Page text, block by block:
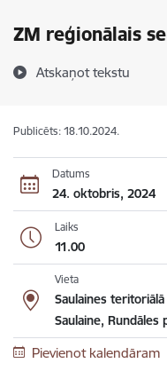
ZM reģionālais
Atskaņot tekstu
Publicēts: 18.10.2024.
Datums
24. oktobris, 2024
Laiks
11.00
Vieta
Saulaines
Saulaine, Rundāles
Pievienot kalendāram